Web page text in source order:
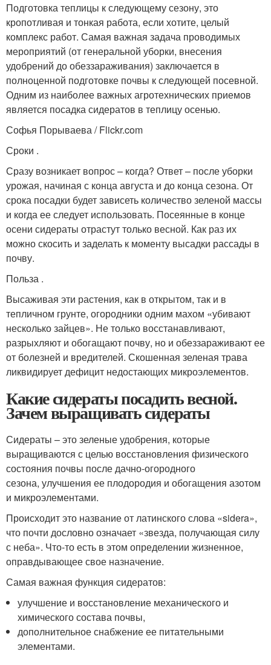
Подготовка теплицы к следующему сезону, это
кропотливая и тонкая работа, если хотите, целый
комплекс работ. Самая важная задача проводимых
мероприятий (от генеральной уборки, внесения
удобрений до обеззараживания) заключается в
полноценной подготовке почвы к следующей посевной.
Одним из наиболее важных агротехнических приемов
является посадка сидератов в теплицу осенью.
Софья Порываева / Flickr.com
Сроки .
Сразу возникает вопрос – когда? Ответ – после уборки
урожая, начиная с конца августа и до конца сезона. От
срока посадки будет зависеть количество зеленой массы
и когда ее следует использовать. Посеянные в конце
осени сидераты отрастут только весной. Как раз их
можно скосить и заделать к моменту высадки рассады в
почву.
Польза .
Высаживая эти растения, как в открытом, так и в
тепличном грунте, огородники одним махом «убивают
несколько зайцев». Не только восстанавливают,
разрыхляют и обогащают почву, но и обеззараживают ее
от болезней и вредителей. Скошенная зеленая трава
ликвидирует дефицит недостающих микроэлементов.
Какие сидераты посадить весной.
Зачем выращивать сидераты
Сидераты – это зеленые удобрения, которые
выращиваются с целью восстановления физического
состояния почвы после дачно-огородного
сезона, улучшения ее плодородия и обогащения азотом
и микроэлементами.
Происходит это название от латинского слова «sidera»,
что почти дословно означает «звезда, получающая силу
с неба». Что-то есть в этом определении жизненное,
оправдывающее свое назначение.
Самая важная функция сидератов:
улучшение и восстановление механического и
химического состава почвы,
дополнительное снабжение ее питательными
элементами.